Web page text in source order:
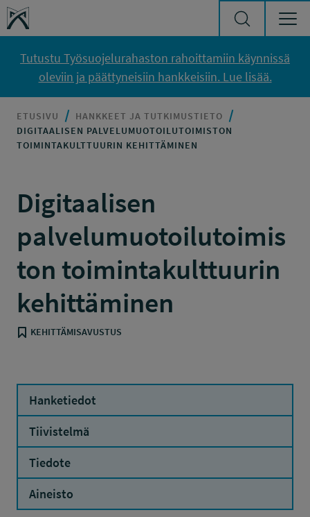
Siirry sisältöön
Työsuojelurahasto
Tutustu Työsuojelurahaston rahoittamiin käynnissä
oleviin ja päättyneisiin hankkeisiin. Lue lisää.
ETUSIVU
HANKKEET JA TUTKIMUSTIETO
DIGITAALISEN PALVELUMUOTOILUTOIMISTON
TOIMINTAKULTTUURIN KEHITTÄMINEN
Digitaalisen
palvelumuotoilutoimis
ton toimintakulttuurin
kehittäminen
KEHITTÄMISAVUSTUS
Hanketiedot
Tiivistelmä
Tiedote
Aineisto